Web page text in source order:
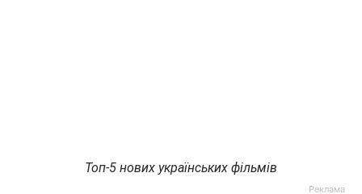
Топ-5 нових українських фільмів